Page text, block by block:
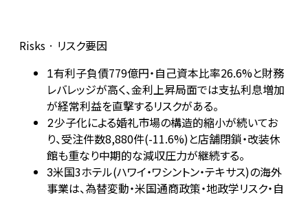
Risks · リスク要因
1有利子負債779億円・自己資本比率26.6%と財務
レバレッジが高く、金利上昇局面では支払利息増加
が経常利益を直撃するリスクがある。
2少子化による婚礼市場の構造的縮小が続いてお
り、受注件数8,880件(-11.6%)と店舗閉鎖・改装休
館も重なり中期的な減収圧力が継続する。
3米国3ホテル(ハワイ・ワシントン・テキサス)の海外
事業は、為替変動・米国通商政策・地政学リスク・自